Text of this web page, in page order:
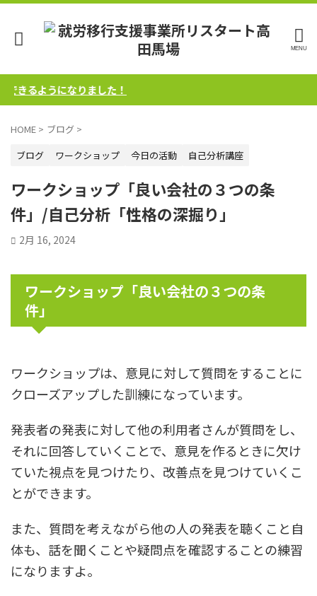
ようになりました！
HOME > ブログ >
ブログ
ワークショップ 今日の活動 自己分析講座
ワークショップ「良い会社の３つの条
件」/自己分析「性格の深掘り」
2月 16, 2024
ワークショップ「良い会社の３つの条
件」
ワークショップは、意見に対して質問をすることに
クローズアップした訓練になっています。
発表者の発表に対して他の利用者さんが質問をし、
それに回答していくことで、意見を作るときに欠け
ていた視点を見つけたり、改善点を見つけていくこ
とができます。
また、質問を考えながら他の人の発表を聴くこと自
体も、話を聞くことや疑問点を確認することの練習
になりますよ。